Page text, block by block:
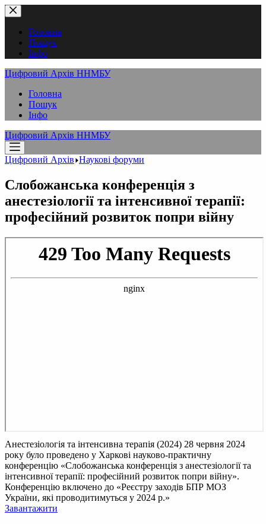
Перейти
до
вмістуГоловна
Пошук
Інфо
Цифровий Архів ННМБУ
Головна
Пошук
Інфо
Цифровий Архів ННМБУ
Цифровий Архів Наукові форуми
Слобожанська конференція з
анестезіології та інтенсивної терапії:
професійний розвиток попри війну
Анестезіологія та інтенсивна терапія (2024) 28 червня 2024
року було проведено у Харкові науково-практичну
конференцію «Слобожанська конференція з анестезіології та
інтенсивної терапії: професійний розвиток попри війну».
Конференцію включено до «Реєстру заходів БПР МОЗ
України, які проводитимуться у 2024 р.»
Завантажити